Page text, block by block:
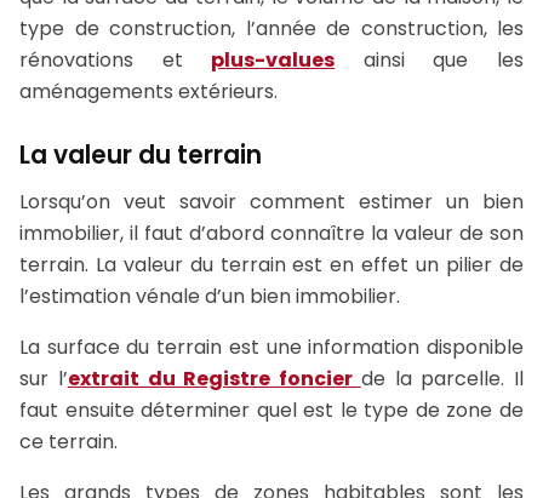
type de construction, l’année de construction, les
rénovations et plus-values ainsi que les
aménagements extérieurs.
La valeur du terrain
Lorsqu’on veut savoir comment estimer un bien
immobilier, il faut d’abord connaître la valeur de son
terrain. La valeur du terrain est en effet un pilier de
l’estimation vénale d’un bien immobilier.
La surface du terrain est une information disponible
sur l’extrait du Registre foncier de la parcelle. Il
faut ensuite déterminer quel est le type de zone de
ce terrain.
Les grands types de zones habitables sont les